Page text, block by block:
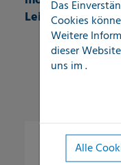
Leidenschaft für
Das
Cookies
Weitere
dieser
uns im.
Alle